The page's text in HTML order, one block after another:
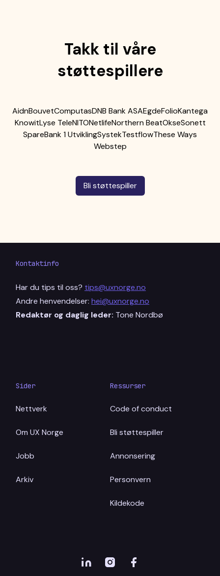
Takk til våre
støttespillere
AidnBouvetComputasDNB Bank ASAEgdeFolioKantega
KnowitLyse TeleNITONetlifeNorthern BeatOkseSonett
SpareBank 1 UtviklingSystekTestflowThese Ways
Webstep
Bli støttespiller
Kontaktinfo
Har du tips til oss? tips@uxnorge.no
Andre henvendelser: hei@uxnorge.no
Redaktør og daglig leder: Tone Nordbø
Sider
Nettverk
Om UX Norge
Jobb
Arkiv
Ressurser
Code of conduct
Bli støttespiller
Annonsering
Personvern
Kildekode